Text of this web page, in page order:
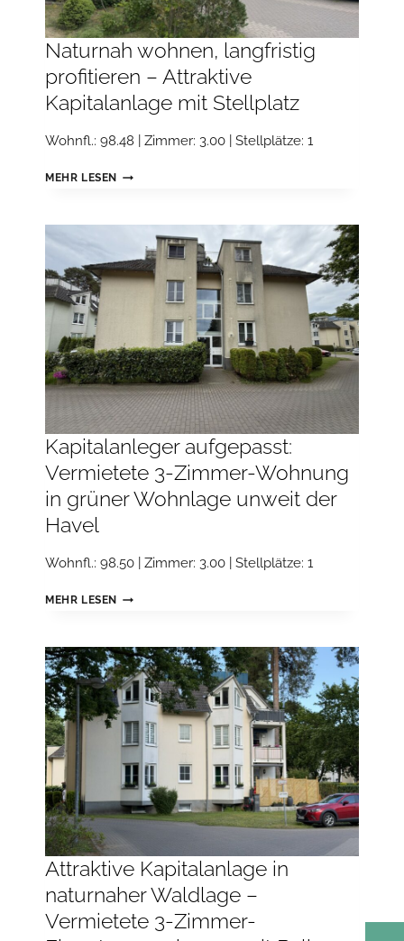
Naturnah wohnen, langfristig
profitieren – Attraktive
Kapitalanlage mit Stellplatz
Wohnfl.: 98.48 | Zimmer: 3.00 | Stellplätze: 1
MEHR LESEN
NATURNAH
PROFITIEREN
ATTRAKTIVE
KAPITALANLAGE
STELLPLATZ
Kapitalanleger aufgepasst:
Vermietete 3-Zimmer-Wohnung
in grüner Wohnlage unweit der
Havel
Wohnfl.: 98.50 | Zimmer: 3.00 | Stellplätze: 1
MEHR LESEN
KAPITALANLEGER
3-
ZIMMER-
WOHNUNG
IN
GRÜNER
WOHNLAGE
DER
HAVEL
Attraktive Kapitalanlage in
naturnaher Waldlage –
Vermietete 3-Zimmer-